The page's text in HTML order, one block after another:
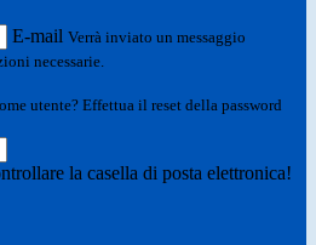
E-mail Verrà inviato un messaggio
necessarie.
utente? Effettua il reset della password
la casella di posta elettronica!